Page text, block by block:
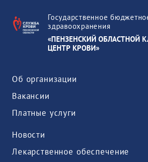
Государственное
здравоохранения
«ПЕНЗЕНСКИЙ ОБЛАСТНОЙ
ЦЕНТР КРОВИ»
Об организации
Вакансии
Платные услуги
Новости
Лекарственное обеспечение